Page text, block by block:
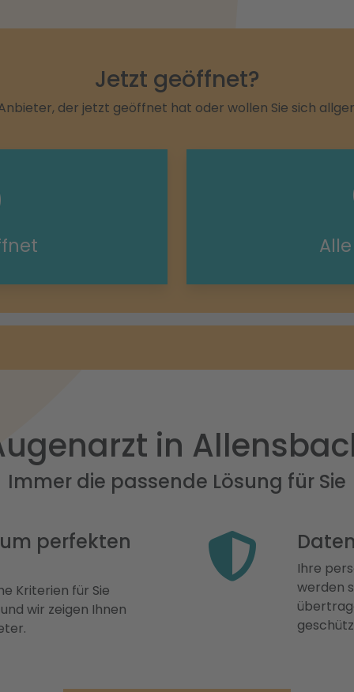
Jetzt geöffnet?
der jetzt geöffnet hat oder wollen Sie sich
in
Immer die passende Lösung für Sie
perfekten
Kriterien für Sie
wir zeigen Ihnen
Ihre
werden